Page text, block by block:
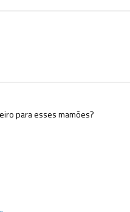
para esses mamões?